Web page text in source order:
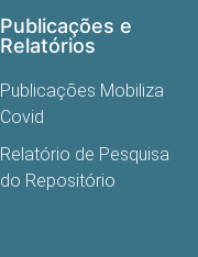
Publicações e
Relatórios
Publicações Mobiliza
Covid
Relatório de Pesquisa
do Repositório